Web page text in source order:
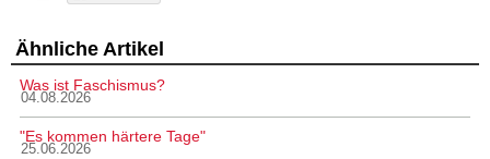
Ähnliche Artikel
Was ist Faschismus?
04.08.2026
"Es kommen härtere Tage"
25.06.2026